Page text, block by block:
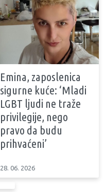
Emina, zaposlenica
sigurne kuće: ‘Mladi
LGBT ljudi ne traže
privilegije, nego
pravo da budu
prihvaćeni’
28. 06. 2026